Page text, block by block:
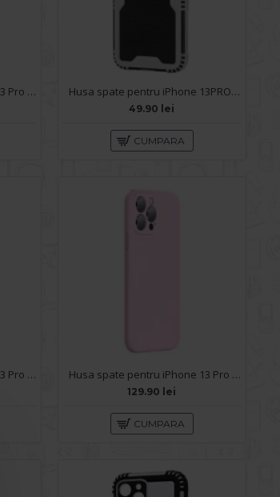
Husa spate pentru iPhone 13 Pro - Silicon Line Verde Husa spate pentru iPhone 13PRO - Zip Case Negru
49.90 lei
CUMPARA
Husa spate pentru iPhone 13 Pro - Mantis Case Rosu / Negru Husa spate pentru iPhone 13 Pro Baseus Liquid Silica Gel - Roz
129.90 lei
CUMPARA